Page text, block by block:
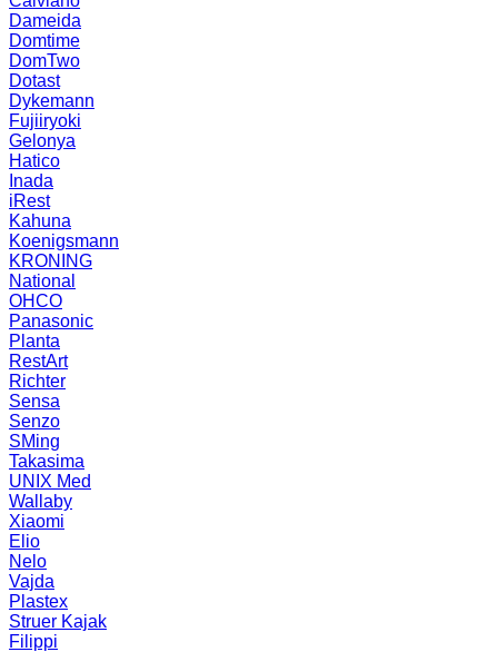
Dameida
Domtime
DomTwo
Dotast
Dykemann
Fujiiryoki
Gelonya
Hatico
Inada
iRest
Kahuna
Koenigsmann
KRONING
National
OHCO
Panasonic
Planta
RestArt
Richter
Sensa
Senzo
SMing
Takasima
UNIX Med
Wallaby
Xiaomi
Elio
Nelo
Vajda
Plastex
Struer Kajak
Filippi